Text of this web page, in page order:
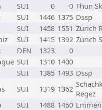
SUI 0 0 Thun Sk
SUI 1446 1375 Dssp
SUI 1458 1551 Zürich
SUI 1415 1392 Zürich
DEN 1323
0
SUI 1310 1400
SUI 1385 1493 Dssp
SUI 1319 1362 Regez
SUI 1488 1460